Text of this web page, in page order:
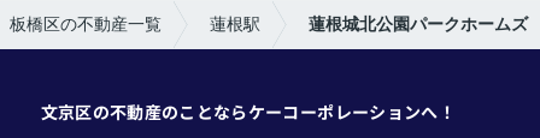
板橋区の不動産一覧 蓮根駅 蓮根城北公園パークホームズ
文京区の不動産のことならケーコーポレーションへ！